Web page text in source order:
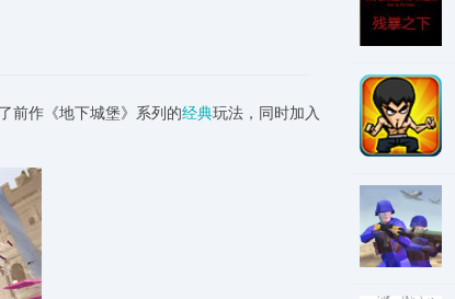
前作《地下城堡》系列的经典玩法，同时加入